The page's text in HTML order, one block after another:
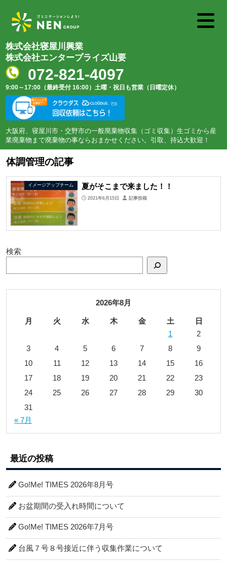
株式会社寝屋川興業
株式会社エンタープライズ山要
072-821-4097
9:00～17:00（最終受付 16:00） 土曜・祝日も営業（日曜定休）
大阪府、寝屋川市・交野市の一般廃棄物収集（ゴミ収集）生ゴミから産
業廃棄物まで廃棄物の事ならおまかせください。引取、持込大歓迎！
体調管理の記事
イメージアップチーム 夏がそこまで来ました！！
2021年6月15日 記事投稿
検索
2026年8月
月 火 水 木 金 土
日
1
2
3
4 5 6 7 8
9
10
11 12 13 14 15
16
17
18 19 20 21 22
23
24
25 26 27 28 29
30
31
« 7月
最近の投稿
Go!Me! TIMES 2026年8月号
お盆期間の受入れ時間について
Go!Me! TIMES 2026年7月号
台風７号８号接近に伴う収集作業について